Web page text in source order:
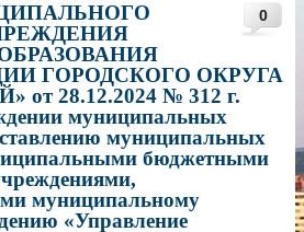
0
ГОРОДСКОГО ОКРУГА
от 28.12.2024 № 312 г.
муниципальных
муниципальных
бюджетными
муниципальному
«Управление